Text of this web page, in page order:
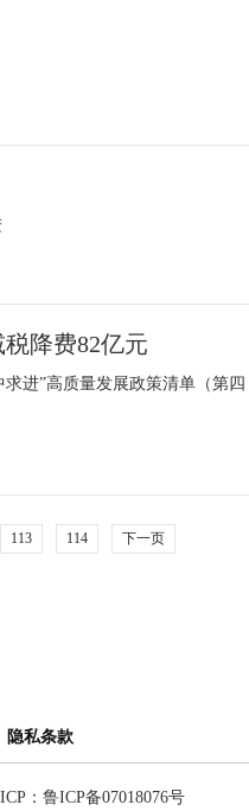
降费82亿元
进”高质量发展政策清单（第四
113 114 下一页
隐私条款
ICP：鲁ICP备07018076号